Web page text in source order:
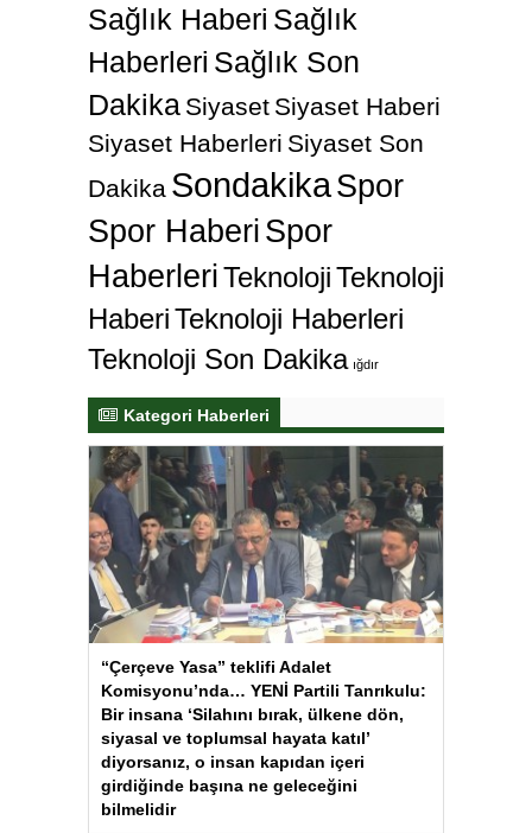
Sağlık Haberi Sağlık
Haberleri Sağlık Son
Dakika Siyaset Siyaset Haberi
Siyaset Haberleri Siyaset Son
Dakika SondakikaSpor
Spor Haberi Spor
HaberleriTeknolojiTeknoloji
HaberiTeknoloji Haberleri
Teknoloji Son Dakika ığdır
Kategori Haberleri
“Çerçeve Yasa” teklifi Adalet
Komisyonu’nda… YENİ Partili Tanrıkulu:
Bir insana ‘Silahını bırak, ülkene dön,
siyasal ve toplumsal hayata katıl’
diyorsanız, o insan kapıdan içeri
girdiğinde başına ne geleceğini
bilmelidir